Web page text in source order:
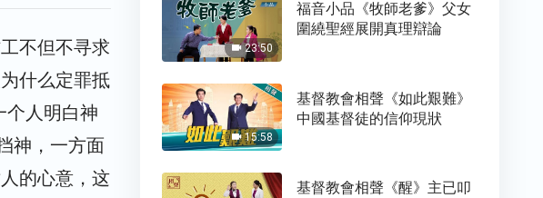
不但不寻求
什么定罪抵
个人明白神
神，一方面
的心意，这
23:50
福音小品《牧師老爹》父女
圍繞聖經展開真理辯論
15:58
基督教會相聲《如此艱難》
中國基督徒的信仰現狀
基督教會相聲《醒》主已叩